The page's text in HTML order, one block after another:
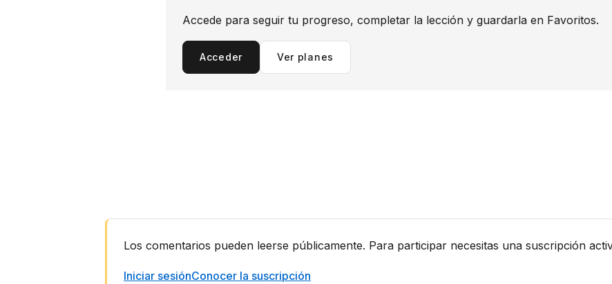
Accede para seguir tu progreso, completar la lección y guardarla en Favoritos.
Acceder Ver planes
Interacciones
con
Los comentarios pueden leerse públicamente. Para participar necesitas una suscripción
Iniciar sesiónConocer la suscripción